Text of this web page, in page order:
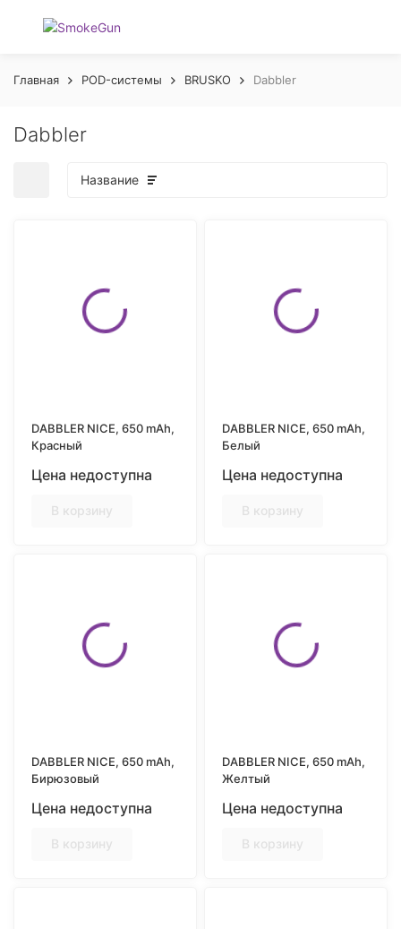
Главная POD-системы BRUSKO Dabbler
Dabbler
Название
DABBLER NICE, 650 mAh,
Красный
Цена недоступна
В корзину
DABBLER NICE, 650 mAh,
Белый
Цена недоступна
В корзину
DABBLER NICE, 650 mAh,
Бирюзовый
Цена недоступна
В корзину
DABBLER NICE, 650 mAh,
Желтый
Цена недоступна
В корзину